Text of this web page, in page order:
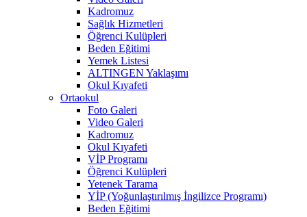
Kadromuz
Sağlık Hizmetleri
Öğrenci Kulüpleri
Beden Eğitimi
Yemek Listesi
ALTINGEN Yaklaşımı
Okul Kıyafeti
Ortaokul
Foto Galeri
Video Galeri
Kadromuz
Okul Kıyafeti
VİP Programı
Öğrenci Kulüpleri
Yetenek Tarama
YİP (Yoğunlaştırılmış İngilizce Programı)
Beden Eğitimi